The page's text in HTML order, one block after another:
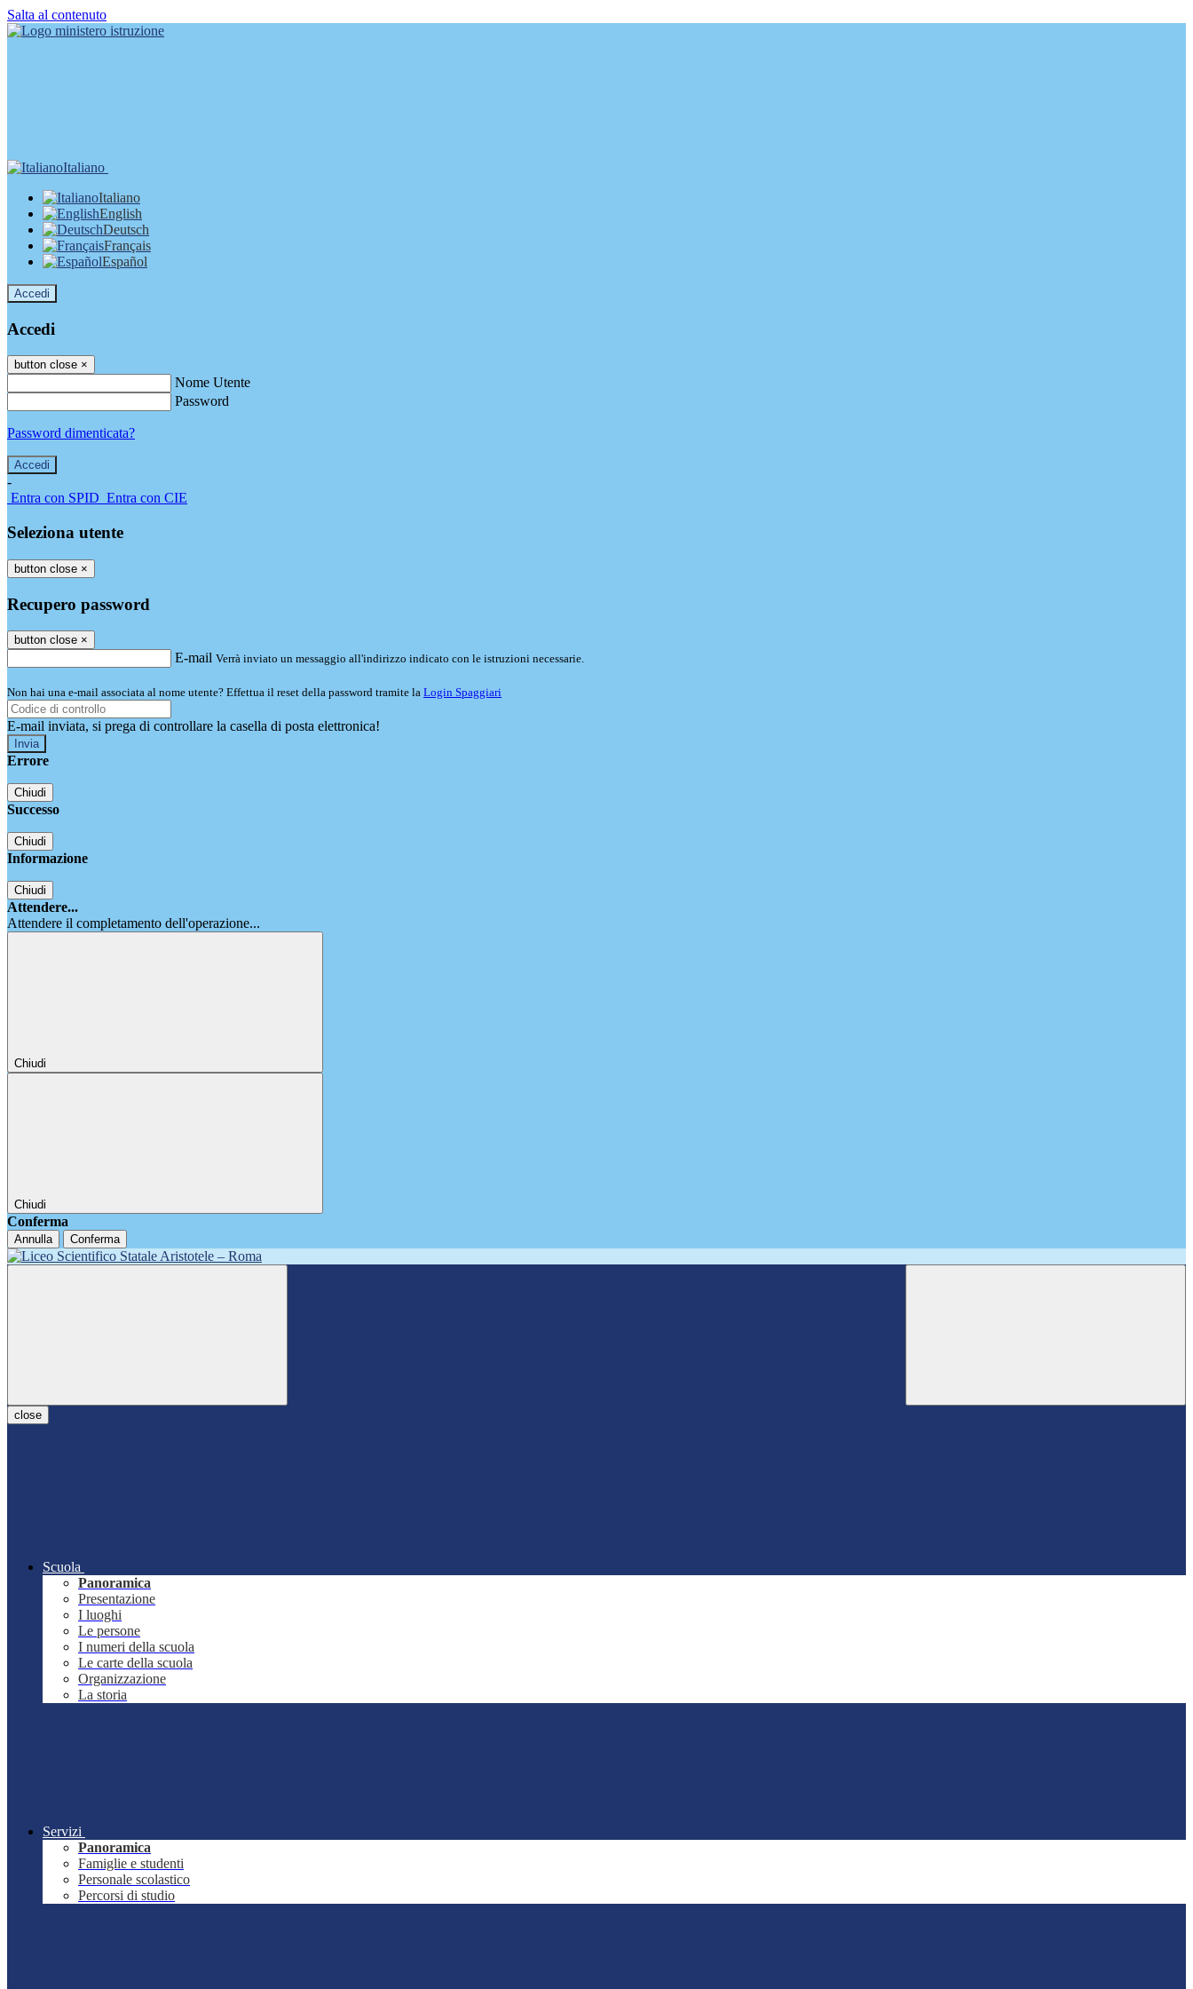
Salta al contenuto
Italiano
Italiano
English
Deutsch
Français
Español
Accedi
Accedi
button close ×
Nome Utente
Password
Password dimenticata?
-
Entra con SPID Entra con CIE
Seleziona utente
button close ×
Recupero password
button close ×
E-mail Verrà inviato un messaggio all'indirizzo indicato con le istruzioni necessarie.
Non hai una e-mail associata al nome utente? Effettua il reset della password tramite la Login Spaggiari
E-mail inviata, si prega di controllare la casella di posta elettronica!
Errore
Chiudi
Successo
Chiudi
Informazione
Chiudi
Attendere...
Attendere il completamento dell'operazione...
Chiudi
Chiudi
Conferma
Annulla Conferma
close
Scuola
Panoramica
Presentazione
I luoghi
Le persone
I numeri della scuola
Le carte della scuola
Organizzazione
La storia
Servizi
Panoramica
Famiglie e studenti
Personale scolastico
Percorsi di studio